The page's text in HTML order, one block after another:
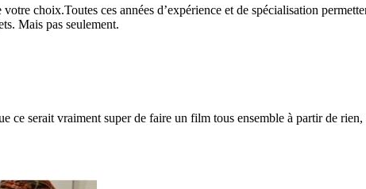
choix.Toutes ces années d’expérience et de spécialisation
Mais pas seulement.
serait vraiment super de faire un film tous ensemble à partir de